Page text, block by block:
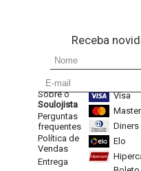
Receba
Sobre o
Soulojista
Perguntas
frequentes
Política de
Vendas
Entrega
Visa
Diners
Elo